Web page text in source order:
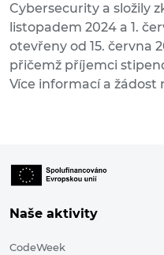
Cybersecurity a složily
listopadem 2024 a 1.
otevřeny od 15. června
přičemž příjemci
Více informací a žádost
Naše aktivity
CodeWeek